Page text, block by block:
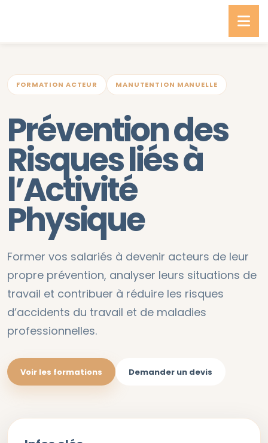
FORMATION ACTEUR MANUTENTION MANUELLE
Prévention des
Risques liés à
l’Activité
Physique
Former vos salariés à devenir acteurs de leur
propre prévention, analyser leurs situations de
travail et contribuer à réduire les risques
d’accidents du travail et de maladies
professionnelles.
Voir les formations Demander un devis